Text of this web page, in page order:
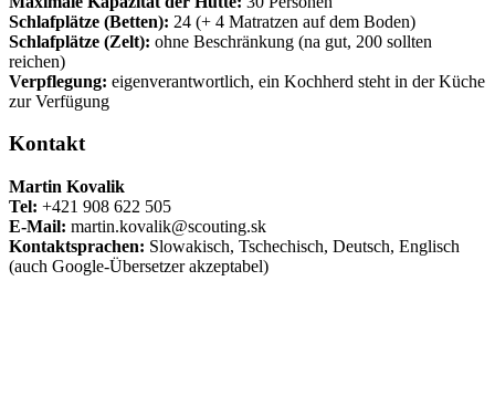
Schlafplätze (Betten): 24 (+ 4 Matratzen auf dem Boden)
Schlafplätze (Zelt): ohne Beschränkung (na gut, 200 sollten
reichen)
Verpflegung: eigenverantwortlich, ein Kochherd steht in der Küche
zur Verfügung
Kontakt
Martin Kovalik
Tel: +421 908 622 505
E-Mail: martin.kovalik@scouting.sk
Kontaktsprachen: Slowakisch, Tschechisch, Deutsch, Englisch
(auch Google-Übersetzer akzeptabel)